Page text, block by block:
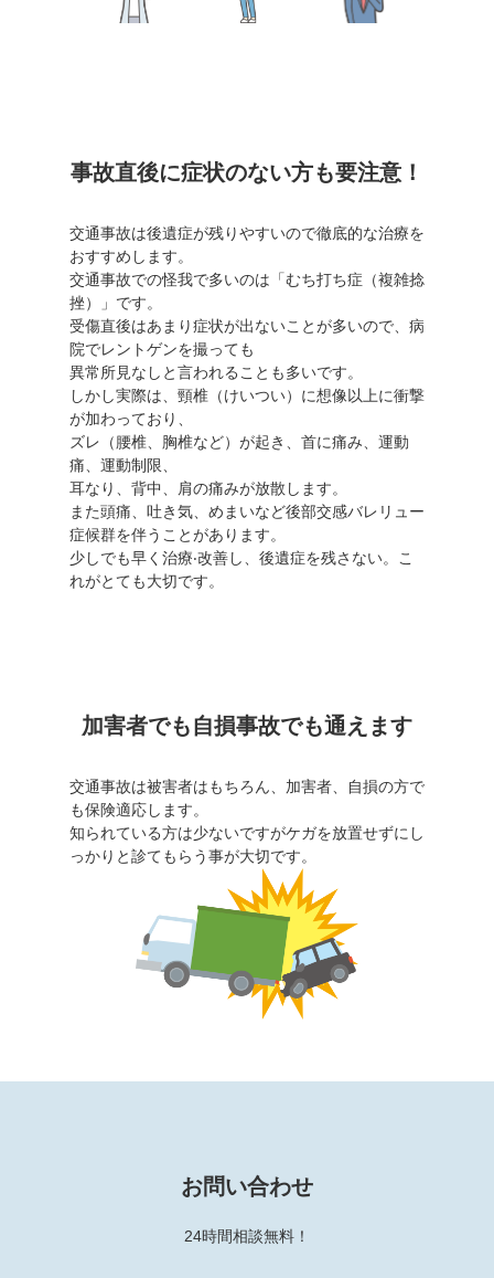
事故直後に症状のない方も要注意！
交通事故は後遺症が残りやすいので徹底的な治療を
おすすめします。
交通事故での怪我で多いのは「むち打ち症（複雑捻
挫）」です。
受傷直後はあまり症状が出ないことが多いので、病
院でレントゲンを撮っても
異常所⾒なしと⾔われることも多いです。
しかし実際は、頸椎（けいつい）に想像以上に衝撃
が加わっており、
ズレ（腰椎、胸椎など）が起き、⾸に痛み、運動
痛、運動制限、
⽿なり、背中、肩の痛みが放散します。
また頭痛、吐き気、めまいなど後部交感バレリュー
症候群を伴うことがあります。
少しでも早く治療‧改善し、後遺症を残さない。こ
れがとても⼤切です。
加害者でも⾃損事故でも通えます
交通事故は被害者はもちろん、加害者、⾃損の⽅で
も保険適応します。
知られている⽅は少ないですがケガを放置せずにし
っかりと診てもらう事が⼤切です。
お問い合わせ
24時間相談無料！